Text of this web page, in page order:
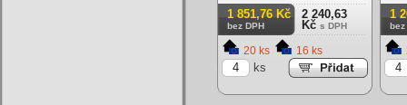
XL M+S 3PMSF 86H Celoroční
1 851,76 Kč
bez DPH
2 240,63
Kč s DPH
20 ks 16 ks
ks
1
bez